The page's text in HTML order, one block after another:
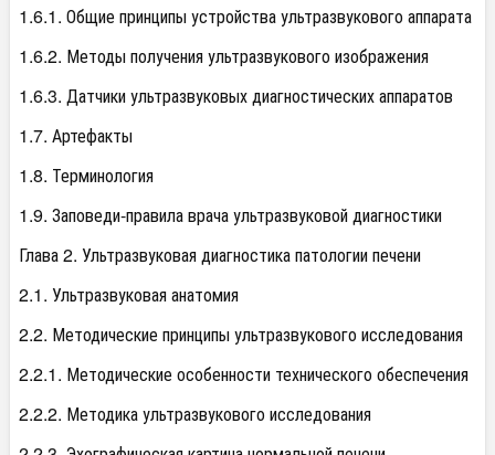
1.6.1. Общие принципы устройства ультразвукового аппарата
1.6.2. Методы получения ультразвукового изображения
1.6.3. Датчики ультразвуковых диагностических аппаратов
1.7. Артефакты
1.8. Терминология
1.9. Заповеди-правила врача ультразвуковой диагностики
Глава 2. Ультразвуковая диагностика патологии печени
2.1. Ультразвуковая анатомия
2.2. Методические принципы ультразвукового исследования
2.2.1. Методические особенности технического обеспечения
2.2.2. Методика ультразвукового исследования